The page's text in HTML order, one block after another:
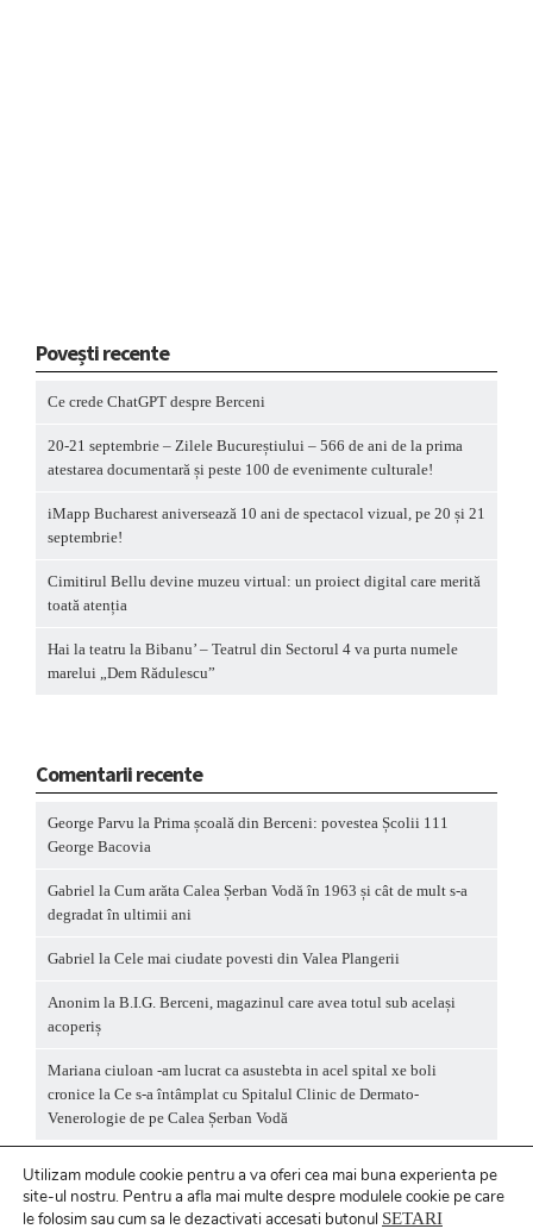
Povești recente
Ce crede ChatGPT despre Berceni
20-21 septembrie – Zilele Bucureștiului – 566 de ani de la prima
atestarea documentară și peste 100 de evenimente culturale!
iMapp Bucharest aniversează 10 ani de spectacol vizual, pe 20 și 21
septembrie!
Cimitirul Bellu devine muzeu virtual: un proiect digital care merită
toată atenția
Hai la teatru la Bibanu’ – Teatrul din Sectorul 4 va purta numele
marelui „Dem Rădulescu”
Comentarii recente
George Parvu la Prima școală din Berceni: povestea Școlii 111
George Bacovia
Gabriel la Cum arăta Calea Șerban Vodă în 1963 și cât de mult s-a
degradat în ultimii ani
Gabriel la Cele mai ciudate povesti din Valea Plangerii
Anonim la B.I.G. Berceni, magazinul care avea totul sub același
acoperiș
Mariana ciuloan -am lucrat ca asustebta in acel spital xe boli
cronice la Ce s-a întâmplat cu Spitalul Clinic de Dermato-
Venerologie de pe Calea Șerban Vodă
Utilizam module cookie pentru a va oferi cea mai buna experienta pe
site-ul nostru. Pentru a afla mai multe despre modulele cookie pe care
le folosim sau cum sa le dezactivati accesati butonul SETARI